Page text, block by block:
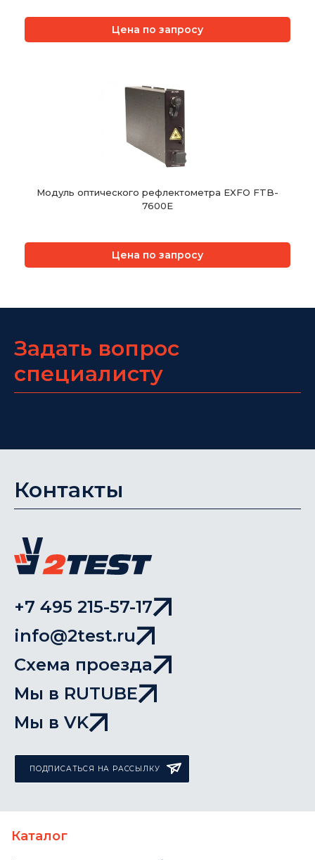
Цена по запросу
Модуль оптического рефлектометра EXFO FTB-
7600E
Цена по запросу
Задать вопрос
специалисту
Контакты
+7 495 215-57-17
info@2test.ru
Схема проезда
Мы в RUTUBE
Мы в VK
ПОДПИСАТЬСЯ НА РАССЫЛКУ
Каталог